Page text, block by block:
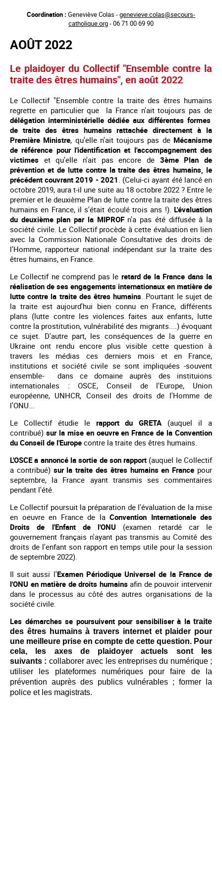
principal
Coordination : Geneviève Colas -genevieve.colas@secours-
catholique.org- 06 71 00 69 90
AOÛT 2022
Le plaidoyer du Collectif "Ensemble contre la
traite des êtres humains", en août 2022
Le Collectif "Ensemble contre la traite des êtres humains
regrette en particulier que la France n'ait toujours pas de
délégation interministérielle dédiée aux différentes formes
de traite des êtres humains rattachée directement à la
Première Ministre, qu'elle n'ait toujours pas de Mécanisme
de référence pour l'identification et l'accompagnement des
victimes et qu'elle n'ait pas encore de 3ème Plan de
prévention et de lutte contre la traite des êtres humains, le
précédent couvrant 2019 - 2021 . (Celui-ci ayant été lancé en
octobre 2019, aura t-il une suite au 18 octobre 2022 ? Entre le
premier et le deuxième Plan de lutte contre la traite des êtres
humains en France, il s'était écoulé trois ans !). L'évaluation
du deuxième plan par la MIPROFn'a pas été diffusée à la
société civile. Le Collectif procède à cette évaluation en lien
avec la Commission Nationale Consultative des droits de
l'Homme, rapporteur national indépendant sur la traite des
êtres humains, en France.
Le Collectif ne comprend pas le retard de la France dans la
réalisation de ses engagements internationaux en matière de
lutte contre la traite des êtres humains . Pourtant le sujet de
la traite est aujourd'hui bien connu en France, différents
plans (lutte contre les violences faites aux enfants, lutte
contre la prostitution, vulnérabilité des migrants....) évoquant
ce sujet. D'autre part, les conséquences de la guerre en
Ukraine ont rendu encore plus visible cette question à
travers les médias ces derniers mois et en France,
institutions et société civile se sont impliquées -souvent
ensemble- dans ce domaine auprès des instituions
internationales : OSCE, Conseil de l'Europe, Union
européenne, UNHCR, Conseil des droits de l'Homme de
l'ONU...
Le Collectif étudie le rapport du GRETA (auquel il a
contribué) sur la mise en oeuvre en France de la Convention
du Conseil de l'Europe contre la traite des êtres humains.
L'OSCE a annoncé la sortie de son rapport (auquel le Collectif
a contribué)sur la traite des êtres humains en France pour
septembre, la France ayant transmis ses commentaires
pendant l'été.
Le Collectif poursuit la préparation de l'évaluation de la mise
en oeuvre en France de la Convention Internationale des
Droits de l'Enfant de l'ONU (examen retardé car le
gouvernement français n'ayant pas transmis au Comité des
droits de l'enfant son rapport en temps utile pour la session
de septembre 2022).
Il suit aussi l'Examen Périodique Universel de la France de
l'ONU en matière de droits humainsafin de pouvoir intervenir
dans le processus au côté des autres organisations de la
société civile.
Les démarches se poursuivent pour sensibiliser à la traite
des êtres humains à travers internet et plaider pour
une meilleure prise en compte de cette question. Pour
cela, les axes de plaidoyer actuels sont les
suivants : coll aborer avec les entreprises du numérique ;
utiliser les plateformes numériques pour faire de la
prévention auprès des publics vulnérables ; former la
police et les magistrats.